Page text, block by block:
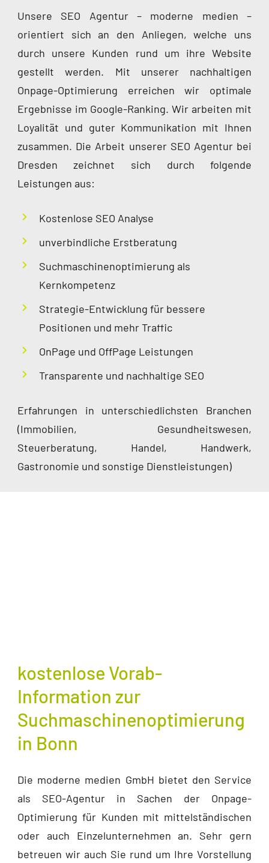
Unsere SEO Agentur – moderne medien –
orientiert sich an den Anliegen, welche uns
durch unsere Kunden rund um ihre Website
gestellt werden. Mit unserer nachhaltigen
Onpage-Optimierung erreichen wir optimale
Ergebnisse im Google-Ranking. Wir arbeiten mit
Loyalität und guter Kommunikation mit Ihnen
zusammen. Die Arbeit unserer SEO Agentur bei
Dresden zeichnet sich durch folgende
Leistungen aus:
Kostenlose SEO Analyse
unverbindliche Erstberatung
Suchmaschinenoptimierung als
Kernkompetenz
Strategie-Entwicklung für bessere
Positionen und mehr Traffic
OnPage und OffPage Leistungen
Transparente und nachhaltige SEO
Erfahrungen in unterschiedlichsten Branchen
(Immobilien, Gesundheitswesen,
Steuerberatung, Handel, Handwerk,
Gastronomie und sonstige Dienstleistungen)
kostenlose Vorab-
Information zur
Suchmaschinenoptimierung
in Bonn
Die moderne medien GmbH bietet den Service
als SEO-Agentur in Sachen der Onpage-
Optimierung für Kunden mit mittelständischen
oder auch Einzelunternehmen an. Sehr gern
betreuen wir auch Sie rund um Ihre Vorstellung